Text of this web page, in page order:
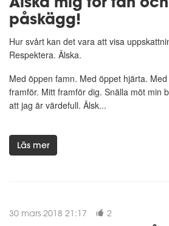
påskägg!
Hur svårt kan det vara att visa
Respektera. Älska.
Med öppen famn. Med öppet hjärta.
framför. Mitt framför dig. Snälla möt min
att jag är värdefull. Älsk...
Läs mer
30 mars 2018 21:17 2